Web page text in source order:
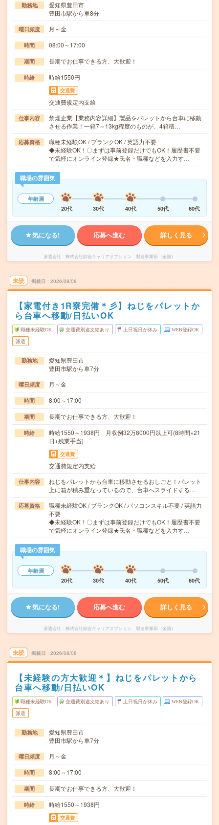
勤務地
愛知県豊田市
豊田市駅から車8分
曜日頻度 月～金
時間 08:00～17:00
期間 長期でお仕事できる方、大歓迎！
時給 時給1550円
交通費
交通費規定内支給
仕事内容
禁煙企業【業務内容詳細】製品をパレットから台車に移動
させる作業！一箱7～13kg程度のものが、4箱積…
応募資格
職種未経験OK / ブランクOK / 英語力不要
◆未経験OK！〇まずは事前登録だけでもOK！履歴書不要
で気軽にオンライン登録★氏名・職種などを入力す…
職場の雰囲気
年齢層
20代
30代 40代 50代 60代
気になる! 応募へ進む 詳しく見る
派遣会社 株式会社綜合キャリアオプション 製造事業部（全国）
未読 掲載日 2026/08/08
【家電付き1R寮完備＊彡】ねじをパレットか
ら台車へ移動/日払いOK
職種未経験OK 交通費別途支給あり 土日祝日が休み WEB登録OK
派遣
勤務地
愛知県豊田市
豊田市駅から車7分
曜日頻度 月～金
時間 8:00～17:00
期間 長期でお仕事できる方、大歓迎！
時給
時給1550～1938円 月収例32万8000円以上可(8時間×21
日+残業手当)
交通費
交通費規定内支給
仕事内容
ねじをパレットから台車に移動させるおしごと！パレット
上に箱が積み重なっているので、台車へスライドする…
応募資格
職種未経験OK / ブランクOK / パソコンスキル不要 / 英語力
不要
◆未経験OK！〇まずは事前登録だけでもOK！履歴書不要
で気軽にオンライン登録★氏名・職種などを入力す…
職場の雰囲気
年齢層
20代
30代 40代 50代 60代
気になる! 応募へ進む 詳しく見る
派遣会社 株式会社綜合キャリアオプション 製造事業部（全国）
未読 掲載日 2026/08/08
【未経験の方大歓迎＊】ねじをパレットから
台車へ移動/日払いOK
職種未経験OK 交通費別途支給あり 土日祝日が休み WEB登録OK
派遣
勤務地
愛知県豊田市
豊田市駅から車7分
曜日頻度 月～金
時間 8:00～17:00
期間 長期でお仕事できる方、大歓迎！
時給 時給1550～1938円
交通費